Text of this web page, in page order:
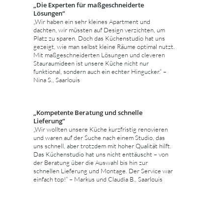
„Die Experten für maßgeschneiderte
Lösungen“
„Wir haben ein sehr kleines Apartment und
dachten, wir müssten auf Design verzichten, um
Platz zu sparen. Doch das Küchenstudio hat uns
gezeigt, wie man selbst kleine Räume optimal nutzt.
Mit maßgeschneiderten Lösungen und cleveren
Stauraumideen ist unsere Küche nicht nur
funktional, sondern auch ein echter Hingucker.“ –
Nina S., Saarlouis
„Kompetente Beratung und schnelle
Lieferung“
„Wir wollten unsere Küche kurzfristig renovieren
und waren auf der Suche nach einem Studio, das
uns schnell, aber trotzdem mit hoher Qualität hilft.
Das Küchenstudio hat uns nicht enttäuscht – von
der Beratung über die Auswahl bis hin zur
schnellen Lieferung und Montage. Der Service war
einfach top!“ – Markus und Claudia B., Saarlouis